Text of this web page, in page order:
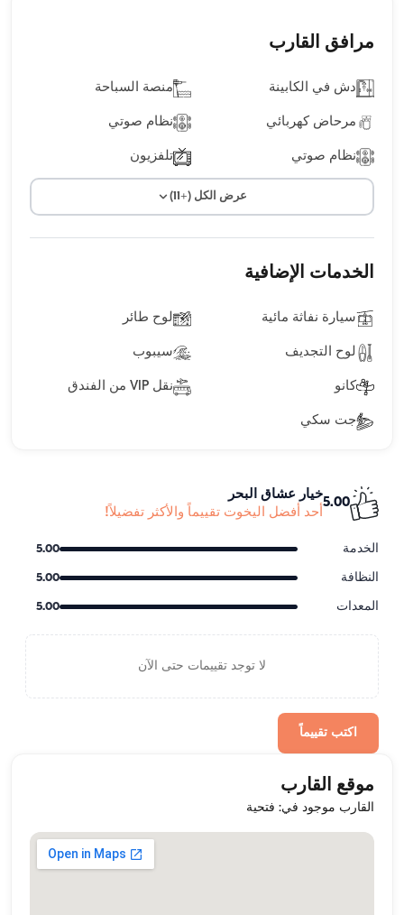
مرافق القارب
دش في الكابينة منصة السباحة
مرحاض كهربائي نظام صوتي
نظام صوتي تلفزيون
عرض الكل (+11)
الخدمات الإضافية
سيارة نفاثة مائية لوح طائر
لوح التجديف سيبوب
كانو نقل VIP من الفندق
جت سكي
5.00
خيار عشاق البحر
أحد أفضل اليخوت تقييماً والأكثر تفضيلاً!
الخدمة 5.00
النظافة 5.00
المعدات 5.00
لا توجد تقييمات حتى الآن
اكتب تقييماً
موقع القارب
القارب موجود في: فتحية